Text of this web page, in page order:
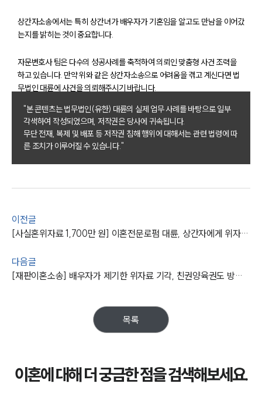
부소개
부소개
대륜의 강점
오시는 길
이혼 주요 업무사례
사례분석/최신동향
법률지식인
이혼소송·상담후기
업무
상간자소송에서는 특히 상간녀가 배우자가 기혼임을 알고도 만남을 이어갔
는지를 밝히는 것이 중요합니다.
자문변호사 팀은 다수의 성공사례를 축적하여 의뢰인 맞춤형 사건 조력을
하고 있습니다. 만약 위와 같은 상간자소송으로 어려움을 겪고 계신다면 법
무법인 대륜에 사건을 의뢰해주시기 바랍니다.
"본 콘텐츠는 법무법인(유한) 대륜의 실제 업무 사례를 바탕으로 일부
각색하여 작성되었으며, 저작권은 당사에 귀속됩니다.
무단 전재, 복제 및 배포 등 저작권 침해 행위에 대해서는 관련 법령에 따
른 조치가 이루어질 수 있습니다."
이전글
[사실혼위자료 1,700만 원] 이혼전문로펌 대륜, 상간자에게 위자료 및 지연손해금 청구
다음글
[재판이혼소송] 배우자가 제기한 위자료 기각, 친권양육권도 방어 성공
목록
이혼에 대해 더 궁금한 점을 검색해보세요.